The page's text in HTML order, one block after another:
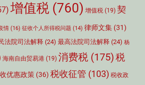
增值税 (760) 增值税 (19) 契
情 (16) 征收个人所得税问题 (14) 律师文集 (31)
法院司法解释 (24) 最高法院司法解释 (24) 杨
海南自由贸易港 (19) 消费税 (175)税
优惠政策 (36) 税收征管 (103) 税收政